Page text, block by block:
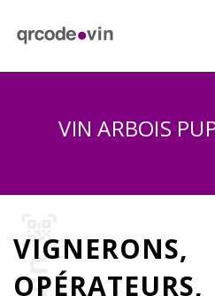
VIN ARBOIS
VIGNERONS,
OPÉRATEURS,